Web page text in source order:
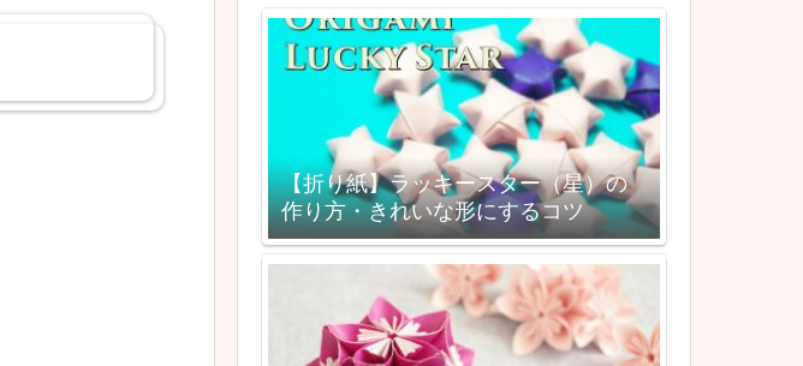
【折り紙】ラッキースター（星）の
作り方・きれいな形にするコツ